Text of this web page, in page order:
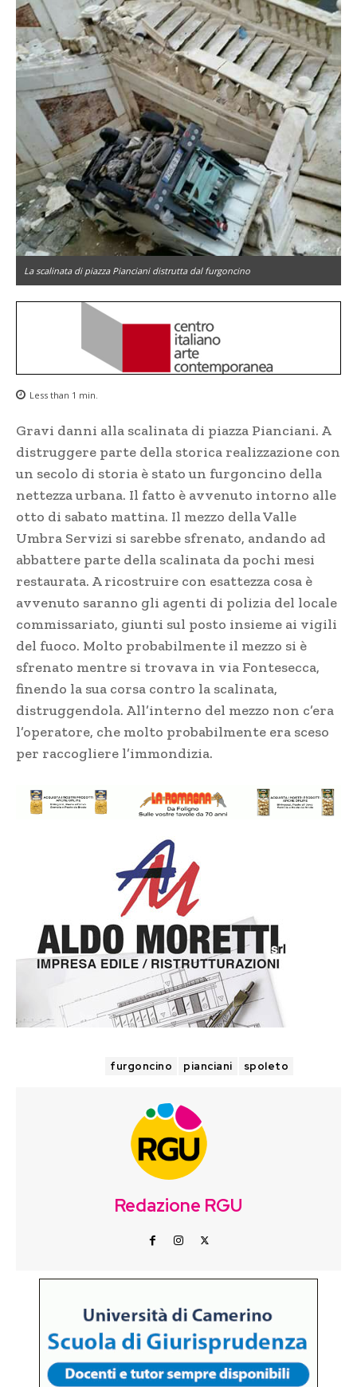
La scalinata di piazza Pianciani distrutta dal furgoncino
Less than 1 min.
Gravi danni alla scalinata di piazza Pianciani. A
distruggere parte della storica realizzazione con
un secolo di storia è stato un furgoncino della
nettezza urbana. Il fatto è avvenuto intorno alle
otto di sabato mattina. Il mezzo della Valle
Umbra Servizi si sarebbe sfrenato, andando ad
abbattere parte della scalinata da pochi mesi
restaurata. A ricostruire con esattezza cosa è
avvenuto saranno gli agenti di polizia del locale
commissariato, giunti sul posto insieme ai vigili
del fuoco. Molto probabilmente il mezzo si è
sfrenato mentre si trovava in via Fontesecca,
finendo la sua corsa contro la scalinata,
distruggendola. All’interno del mezzo non c’era
l’operatore, che molto probabilmente era sceso
per raccogliere l’immondizia.
furgoncino pianciani spoleto
Redazione RGU